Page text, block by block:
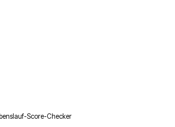
Score-Checker